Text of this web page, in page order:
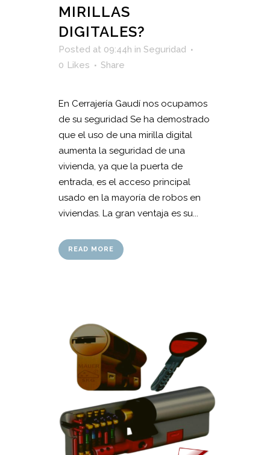
MIRILLAS
DIGITALES?
Posted at 09:44h in Seguridad
0 Likes Share
En Cerrajería Gaudí nos ocupamos
de su seguridad Se ha demostrado
que el uso de una mirilla digital
aumenta la seguridad de una
vivienda, ya que la puerta de
entrada, es el acceso principal
usado en la mayoría de robos en
viviendas. La gran ventaja es su...
READ MORE